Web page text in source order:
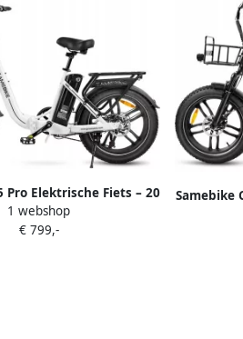
Pro Elektrische Fiets – 20
250W Motor 36V 13Ah
7-Speed Shi o – Wit
1 webshop
€ 799,-
Samebike
Accu